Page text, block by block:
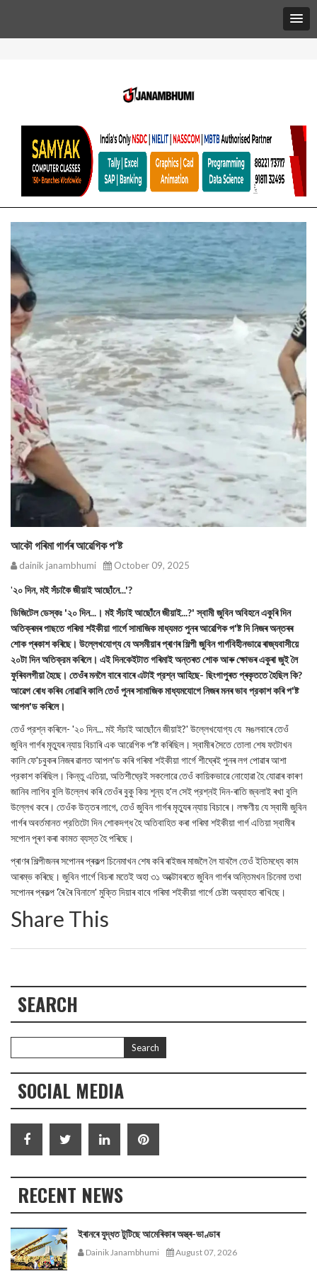
আকৌ গৰিমা গাৰ্গৰ আৱেগিক প'ষ্ট
dainik janambhumi October 09, 2025
'২০ দিন, মই সঁচাকৈ জীয়াই আছোঁনে...'?
ডিজিটেল ডেস্কঃ '২০ দিন...। মই সঁচাই আছোঁনে জীয়াই...?' স্বামী জুবিন অবিহনে একুৰি দিন
অতিক্ৰমৰ পাছতে গৰিমা শইকীয়া গাৰ্গে সামাজিক মাধ্যমত পুনৰ আৱেগিক প'ষ্ট দি নিজৰ অন্তৰৰ
শোক প্ৰকাশ কৰিছে। উল্লেখযোগ্য যে অসমীয়াৰ প্ৰাণৰ শিল্পী জুবিন গাৰ্গবিহীনভাৱে ৰাজ্যবাসীয়ে
২০টা দিন অতিক্রম কৰিলে। এই দিনকেইটাত গৰিমাই অন্তৰত শোক আৰু ক্ষোভৰ একুৰা জুই লৈ
ফুৰিবলগীয়া হৈছে। তেওঁৰ মনলৈ বাৰে বাৰে এটাই প্রশ্ন আহিছে- ছিংগাপুৰত প্ৰকৃততে হৈছিল কি?
আৱেগ ৰোধ কৰিব নোৱাৰি কালি তেওঁ পুনৰ সামাজিক মাধ্যমযোগে নিজৰ মনৰ ভাব প্রকাশ কৰি প'ষ্ট
আপল'ড কৰিলে।
তেওঁ প্রশ্ন কৰিলে- '২০ দিন... মই সঁচাই আছোঁনে জীয়াই?' উল্লেখযোগ্য যে মঙলবাৰে তেওঁ
জুবিন গাৰ্গৰ মৃত্যুৰ ন্যায় বিচাৰি এক আৱেগিক প'ষ্ট কৰিছিল। স্বামীৰ সৈতে তোলা শেষ ফটোখন
কালি ফে'চবুকৰ নিজৰ ৱালত আপল'ড কৰি গৰিমা শইকীয়া গাৰ্গে শীঘ্ৰেই পুনৰ লগ পোৱাৰ আশা
প্রকাশ কৰিছিল। কিন্তু এতিয়া, অতিশীঘ্রেই সকলোৱে তেওঁ কায়িকভাৱে নোহোৱা হৈ যোৱাৰ কাৰণ
জানিব লাগিব বুলি উল্লেখ কৰি তেওঁৰ বুকু কিয় শূন্য হ'ল সেই প্রশ্নই দিন-ৰাতি জ্বলাই ৰখা বুলি
উল্লেখ কৰে। তেওঁক উত্তৰ লাগে, তেওঁ জুবিন গাৰ্গৰ মৃত্যুৰ ন্যায় বিচাৰে। লক্ষণীয় যে স্বামী জুবিন
গাৰ্গৰ অবর্তমানত প্রতিটো দিন শোকদগ্ধ হৈ অতিবাহিত কৰা গৰিমা শইকীয়া গাৰ্গ এতিয়া স্বামীৰ
সপোন পূৰণ কৰা কামত ব্যস্ত হৈ পৰিছে।
প্ৰাণৰ শিল্পীজনৰ সপোনৰ প্ৰকল্প চিনেমাখন শেষ কৰি ৰাইজৰ মাজলৈ লৈ যাবলৈ তেওঁ ইতিমধ্যে কাম
আৰম্ভ কৰিছে। জুবিন গাৰ্গে বিচৰা মতেই অহা ৩১ অক্টোবৰতে জুবিন গাৰ্গৰ অন্তিমখন চিনেমা তথা
সপোনৰ প্ৰকল্প 'ৰৈ ৰৈ বিনালে' মুক্তি দিয়াৰ বাবে গৰিমা শইকীয়া গাৰ্গে চেষ্টা অব্যাহত ৰাখিছে।
Share This
SEARCH
SOCIAL MEDIA
RECENT NEWS
ইৰানৰে যুদ্ধত টুটিছে আমেৰিকাৰ অস্ত্ৰ-ভাণ্ডাৰ
Dainik Janambhumi August 07, 2026